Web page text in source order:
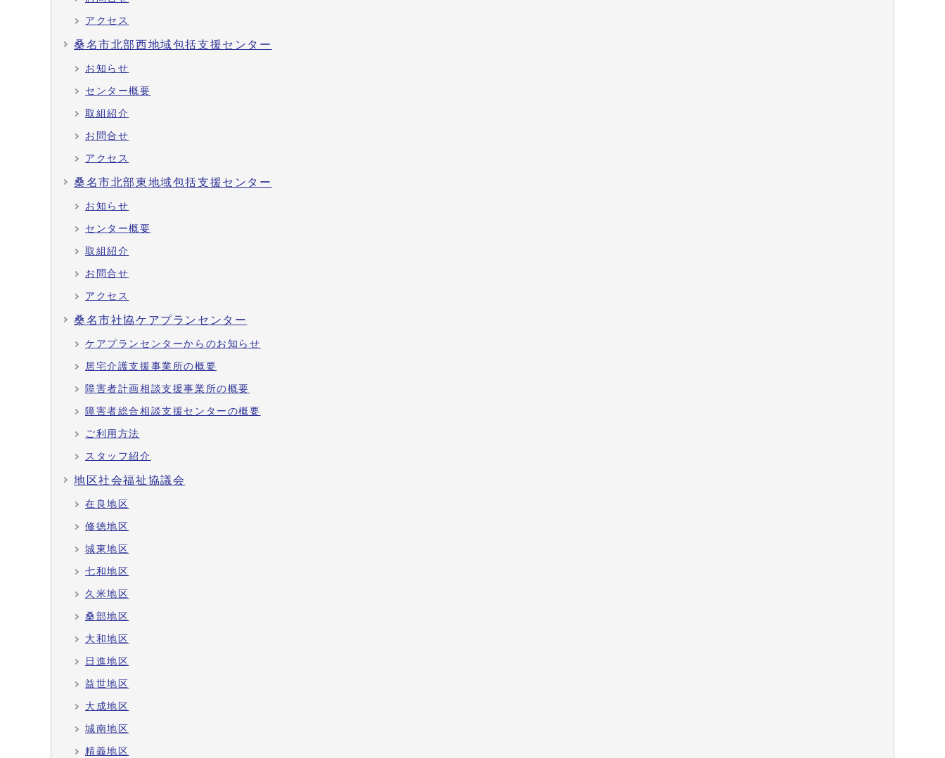
アクセス
桑名市北部西地域包括支援センター
お知らせ
センター概要
取組紹介
お問合せ
アクセス
桑名市北部東地域包括支援センター
お知らせ
センター概要
取組紹介
お問合せ
アクセス
桑名市社協ケアプランセンター
ケアプランセンターからのお知らせ
居宅介護支援事業所の概要
障害者計画相談支援事業所の概要
障害者総合相談支援センターの概要
ご利用方法
スタッフ紹介
地区社会福祉協議会
在良地区
修徳地区
城東地区
七和地区
久米地区
桑部地区
大和地区
日進地区
益世地区
大成地区
城南地区
精義地区